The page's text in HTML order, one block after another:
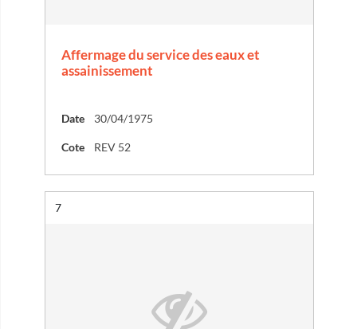
Affermage du service des eaux et
assainissement
Date 30/04/1975
Cote REV 52
Résultat n°
7